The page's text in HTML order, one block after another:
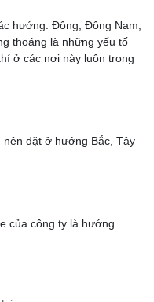
hướng: Đông, Đông Nam,
thoáng là những yếu tố
ở các nơi này luôn trong
nên đặt ở hướng Bắc, Tây
của công ty là hướng